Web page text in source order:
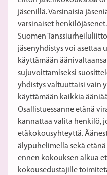
jäsenillä. Varsinaisia
varsinaiset henkilöjäsenet.
Suomen
jäsenyhdistys voi asettaa
käyttämään
sujuvoittamiseksi
yhdistys valtuuttaisi vain
käyttämään kaikkia
Osallistuessanne etänä
kannattaa valita henkilö,
etäkokousyhteyttä.
älypuhelimella sekä
ennen kokouksen alkua
kokousedustajille